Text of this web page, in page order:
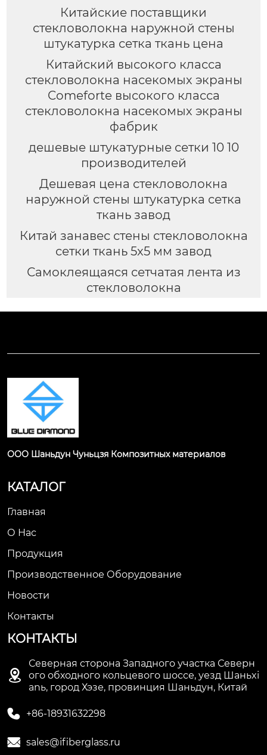
Китайские поставщики
стекловолокна наружной стены
штукатурка сетка ткань цена
Китайский высокого класса
стекловолокна насекомых экраны
Comeforte высокого класса
стекловолокна насекомых экраны
фабрик
дешевые штукатурные сетки 10 10
производителей
Дешевая цена стекловолокна
наружной стены штукатурка сетка
ткань завод
Китай занавес стены стекловолокна
сетки ткань 5x5 мм завод
Самоклеящаяся сетчатая лента из
стекловолокна
ООО Шаньдун Чуньцзя Композитных материалов
КАТАЛОГ
Главная
О Нас
Продукция
Производственное Оборудование
Новости
Контакты
КОНТАКТЫ

Северная сторона Западного участка Северн
ого обходного кольцевого шоссе, уезд Шаньxi
anь, город Хэзе, провинция Шаньдун, Китай
 +86-18931632298
 sales@ifiberglass.ru